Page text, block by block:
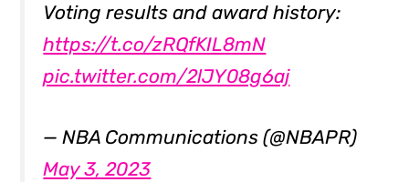
Voting results and award history:
https://t.co/zRQfKIL8mN
pic.twitter.com/2lJY08g6aj
— NBA Communications (@NBAPR)
May 3, 2023